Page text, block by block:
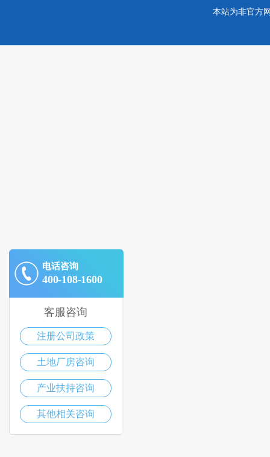
本站为非官方
电话咨询
400-108-1600
客服咨询
注册公司政策
土地厂房咨询
产业扶持咨询
其他相关咨询